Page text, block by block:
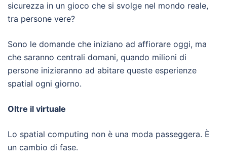
sicurezza in un gioco che si svolge nel mondo reale,
tra persone vere?
Sono le domande che iniziano ad affiorare oggi, ma
che saranno centrali domani, quando milioni di
persone inizieranno ad abitare queste esperienze
spatial ogni giorno.
Oltre il virtuale
Lo spatial computing non è una moda passeggera. È
un cambio di fase.